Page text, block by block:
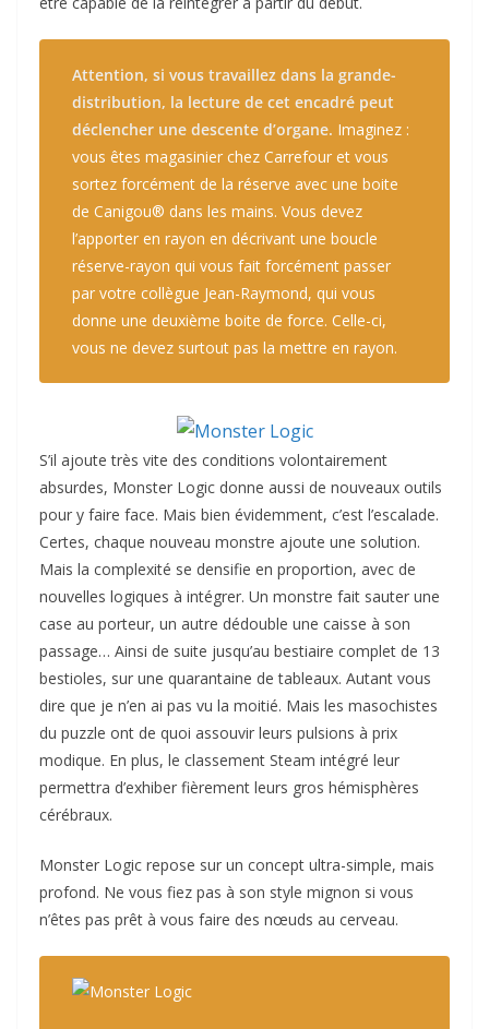
Attention, si vous travaillez dans la grande-
distribution, la lecture de cet encadré peut
déclencher une descente d’organe. Imaginez :
vous êtes magasinier chez Carrefour et vous
sortez forcément de la réserve avec une boite
de Canigou® dans les mains. Vous devez
l’apporter en rayon en décrivant une boucle
réserve-rayon qui vous fait forcément passer
par votre collègue Jean-Raymond, qui vous
donne une deuxième boite de force. Celle-ci,
vous ne devez surtout pas la mettre en rayon.
S’il ajoute très vite des conditions volontairement
absurdes, Monster Logic donne aussi de nouveaux outils
pour y faire face. Mais bien évidemment, c’est l’escalade.
Certes, chaque nouveau monstre ajoute une solution.
Mais la complexité se densifie en proportion, avec de
nouvelles logiques à intégrer. Un monstre fait sauter une
case au porteur, un autre dédouble une caisse à son
passage… Ainsi de suite jusqu’au bestiaire complet de 13
bestioles, sur une quarantaine de tableaux. Autant vous
dire que je n’en ai pas vu la moitié. Mais les masochistes
du puzzle ont de quoi assouvir leurs pulsions à prix
modique. En plus, le classement Steam intégré leur
permettra d’exhiber fièrement leurs gros hémisphères
cérébraux.
Monster Logic repose sur un concept ultra-simple, mais
profond. Ne vous fiez pas à son style mignon si vous
n’êtes pas prêt à vous faire des nœuds au cerveau.